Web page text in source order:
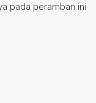
pada peramban ini